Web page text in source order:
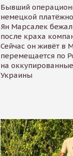
Бывший
немецкой
Ян Марсалек
после краха
Сейчас он живёт в
перемещается по
на
Украины